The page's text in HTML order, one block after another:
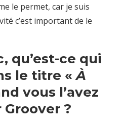
le permet, car je suis
c’est important de le
qu’est-ce qui
le titre «À
vous l’avez
?